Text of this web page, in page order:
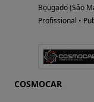
Bougado (São
Profissional •
COSMOCAR